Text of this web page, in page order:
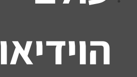
הוידיאו